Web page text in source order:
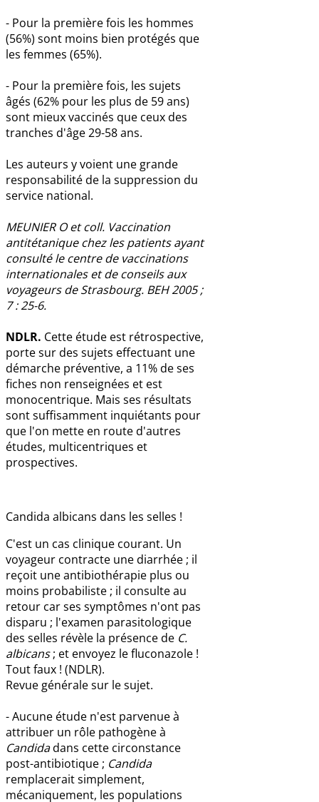
- Pour la première fois les hommes
(56%) sont moins bien protégés que
les femmes (65%).
- Pour la première fois, les sujets
âgés (62% pour les plus de 59 ans)
sont mieux vaccinés que ceux des
tranches d'âge 29-58 ans.
Les auteurs y voient une grande
responsabilité de la suppression du
service national.
MEUNIER O et coll. Vaccination
antitétanique chez les patients ayant
consulté le centre de vaccinations
internationales et de conseils aux
voyageurs de Strasbourg. BEH 2005 ;
7 : 25-6.
NDLR. Cette étude est rétrospective,
porte sur des sujets effectuant une
démarche préventive, a 11% de ses
fiches non renseignées et est
monocentrique. Mais ses résultats
sont suffisamment inquiétants pour
que l'on mette en route d'autres
études, multicentriques et
prospectives.
Candida albicans dans les selles !
C'est un cas clinique courant. Un
voyageur contracte une diarrhée ; il
reçoit une antibiothérapie plus ou
moins probabiliste ; il consulte au
retour car ses symptômes n'ont pas
disparu ; l'examen parasitologique
des selles révèle la présence de C.
albicans; et envoyez le fluconazole !
Tout faux ! (NDLR).
Revue générale sur le sujet.
- Aucune étude n'est parvenue à
attribuer un rôle pathogène à
Candidadans cette circonstance
post-antibiotique ; Candida
remplacerait simplement,
mécaniquement, les populations